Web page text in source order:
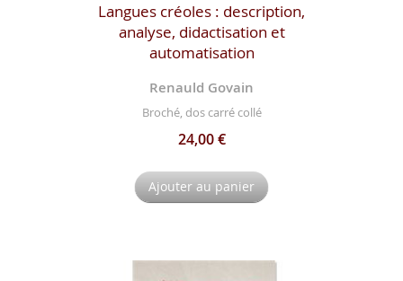
Langues créoles : description,
analyse, didactisation et
automatisation
Renauld Govain
Broché, dos carré collé
24,00 €
Ajouter au panier